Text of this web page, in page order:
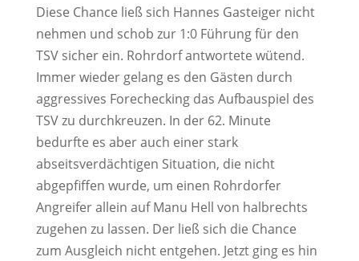
Diese Chance ließ sich Hannes Gasteiger nicht
nehmen und schob zur 1:0 Führung für den
TSV sicher ein. Rohrdorf antwortete wütend.
Immer wieder gelang es den Gästen durch
aggressives Forechecking das Aufbauspiel des
TSV zu durchkreuzen. In der 62. Minute
bedurfte es aber auch einer stark
abseitsverdächtigen Situation, die nicht
abgepfiffen wurde, um einen Rohrdorfer
Angreifer allein auf Manu Hell von halbrechts
zugehen zu lassen. Der ließ sich die Chance
zum Ausgleich nicht entgehen. Jetzt ging es hin